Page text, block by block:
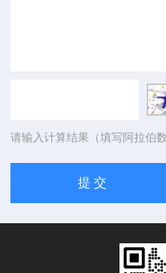
请输入计算结果（填写阿拉伯